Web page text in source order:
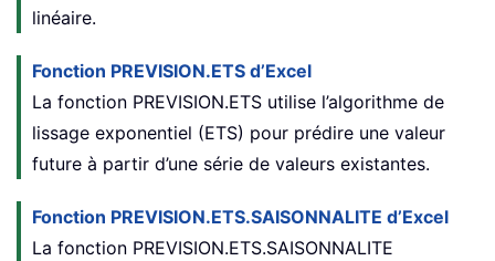
linéaire.
Fonction PREVISION.ETS d’Excel
La fonction PREVISION.ETS utilise l’algorithme de
lissage exponentiel (ETS) pour prédire une valeur
future à partir d’une série de valeurs existantes.
Fonction PREVISION.ETS.SAISONNALITE d’Excel
La fonction PREVISION.ETS.SAISONNALITE